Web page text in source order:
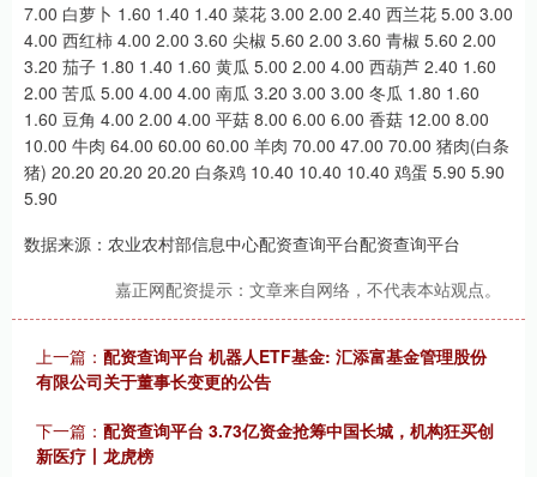
7.00 白萝卜 1.60 1.40 1.40 菜花 3.00 2.00 2.40 西兰花 5.00 3.00
4.00 西红柿 4.00 2.00 3.60 尖椒 5.60 2.00 3.60 青椒 5.60 2.00
3.20 茄子 1.80 1.40 1.60 黄瓜 5.00 2.00 4.00 西葫芦 2.40 1.60
2.00 苦瓜 5.00 4.00 4.00 南瓜 3.20 3.00 3.00 冬瓜 1.80 1.60
1.60 豆角 4.00 2.00 4.00 平菇 8.00 6.00 6.00 香菇 12.00 8.00
10.00 牛肉 64.00 60.00 60.00 羊肉 70.00 47.00 70.00 猪肉(白条
猪) 20.20 20.20 20.20 白条鸡 10.40 10.40 10.40 鸡蛋 5.90 5.90
5.90
数据来源：农业农村部信息中心配资查询平台配资查询平台
嘉正网配资提示：文章来自网络，不代表本站观点。
上一篇： 配资查询平台 机器人ETF基金: 汇添富基金管理股份
有限公司关于董事长变更的公告
下一篇： 配资查询平台 3.73亿资金抢筹中国长城，机构狂买创
新医疗丨龙虎榜